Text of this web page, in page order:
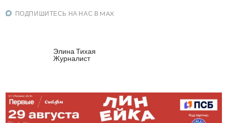
ПОДПИШИТЕСЬ НА НАС В MAX
Элина Тихая
Журналист